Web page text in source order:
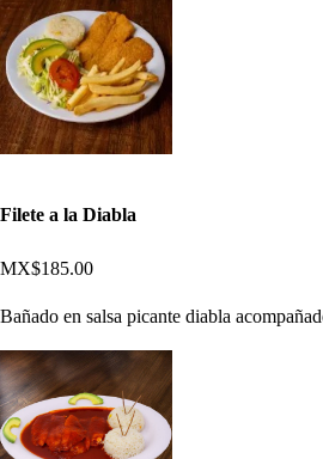
Filete a la Diabla
MX$185.00
Bañado en salsa picante diabla